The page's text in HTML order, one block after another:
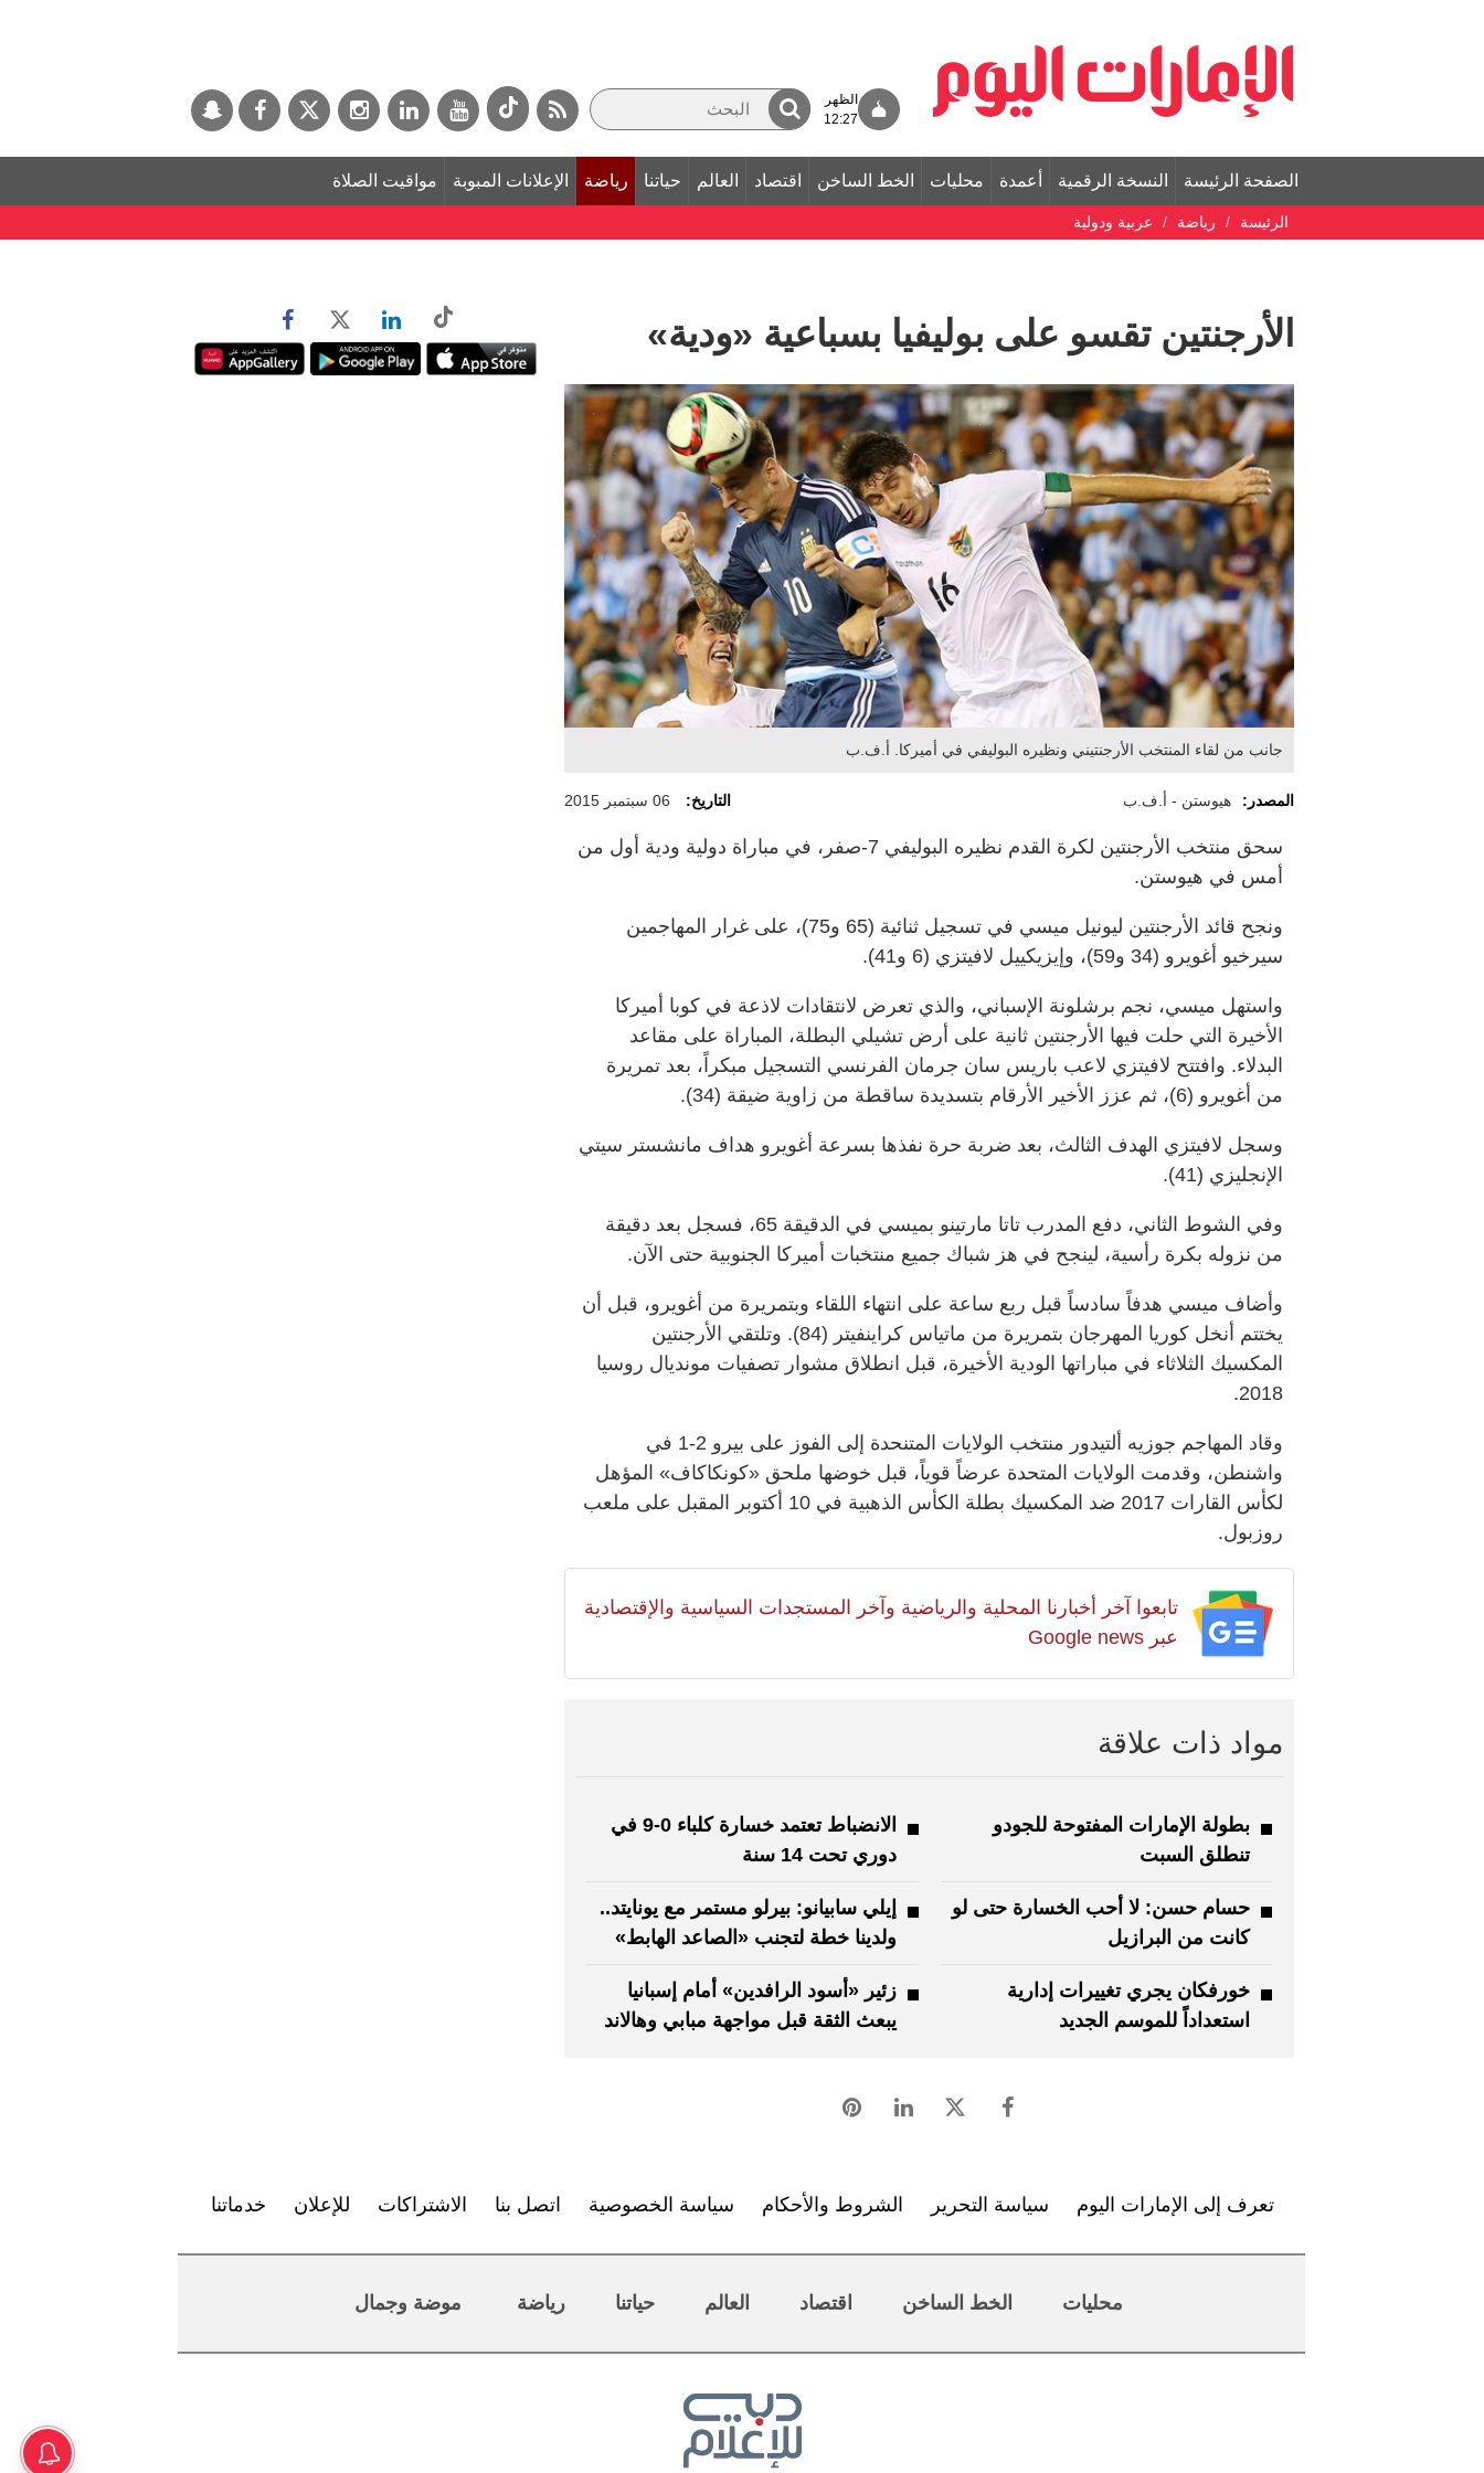
الظهر
12:27
الصفحة الرئيسة النسخة الرقمية أعمدة محليات الخط الساخن اقتصاد العالم حياتنا رياضة الإعلانات المبوبة مواقيت الصلاة
الرئيسة رياضة عربية ودولية
الأرجنتين تقسو على بوليفيا بسباعية «ودية»
جانب من لقاء المنتخب الأرجنتيني ونظيره البوليفي في أميركا. أ.ف.ب
المصدر: هيوستن - أ.ف.ب التاريخ: 06 سبتمبر 2015
سحق منتخب الأرجنتين لكرة القدم نظيره البوليفي 7-صفر، في مباراة دولية ودية أول من
أمس في هيوستن.
ونجح قائد الأرجنتين ليونيل ميسي في تسجيل ثنائية (65 و75)، على غرار المهاجمين
سيرخيو أغويرو (34 و59)، وإيزيكييل لافيتزي (6 و41).
واستهل ميسي، نجم برشلونة الإسباني، والذي تعرض لانتقادات لاذعة في كوبا أميركا
الأخيرة التي حلت فيها الأرجنتين ثانية على أرض تشيلي البطلة، المباراة على مقاعد
البدلاء. وافتتح لافيتزي لاعب باريس سان جرمان الفرنسي التسجيل مبكراً، بعد تمريرة
من أغويرو (6)، ثم عزز الأخير الأرقام بتسديدة ساقطة من زاوية ضيقة (34).
وسجل لافيتزي الهدف الثالث، بعد ضربة حرة نفذها بسرعة أغويرو هداف مانشستر سيتي
الإنجليزي (41).
وفي الشوط الثاني، دفع المدرب تاتا مارتينو بميسي في الدقيقة 65، فسجل بعد دقيقة
من نزوله بكرة رأسية، لينجح في هز شباك جميع منتخبات أميركا الجنوبية حتى الآن.
وأضاف ميسي هدفاً سادساً قبل ربع ساعة على انتهاء اللقاء وبتمريرة من أغويرو، قبل أن
يختتم أنخل كوريا المهرجان بتمريرة من ماتياس كراينفيتر (84). وتلتقي الأرجنتين
المكسيك الثلاثاء في مباراتها الودية الأخيرة، قبل انطلاق مشوار تصفيات مونديال روسيا
2018.
وقاد المهاجم جوزيه ألتيدور منتخب الولايات المتنحدة إلى الفوز على بيرو 2-1 في
واشنطن، وقدمت الولايات المتحدة عرضاً قوياً، قبل خوضها ملحق «كونكاكاف» المؤهل
لكأس القارات 2017 ضد المكسيك بطلة الكأس الذهبية في 10 أكتوبر المقبل على ملعب
روزبول.
تابعوا آخر أخبارنا المحلية والرياضية وآخر المستجدات السياسية والإقتصادية
عبر Google news
مواد ذات علاقة
بطولة الإمارات المفتوحة للجودو
تنطلق السبت
الانضباط تعتمد خسارة كلباء 0-9 في
دوري تحت 14 سنة
حسام حسن: لا أحب الخسارة حتى لو
كانت من البرازيل
إيلي سابيانو: بيرلو مستمر مع يونايتد..
ولدينا خطة لتجنب «الصاعد الهابط»
خورفكان يجري تغييرات إدارية
استعداداً للموسم الجديد
زئير «أسود الرافدين» أمام إسبانيا
يبعث الثقة قبل مواجهة مبابي وهالاند
تعرف إلى الإمارات اليوم سياسة التحرير الشروط والأحكام سياسة الخصوصية اتصل بنا الاشتراكات للإعلان خدماتنا
محليات الخط الساخن اقتصاد العالم حياتنا رياضة موضة وجمال